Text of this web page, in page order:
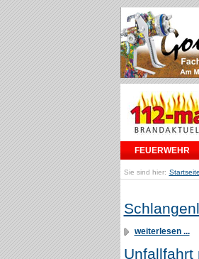
FEUERWEHR
Sie sind hier: Startseite
weiterlesen ...
Unfallfahrt